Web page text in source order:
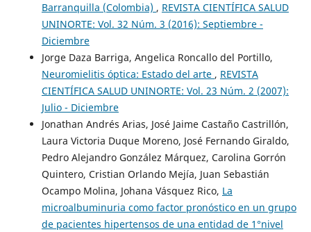
Barranquilla (Colombia) , REVISTA CIENTÍFICA SALUD
UNINORTE: Vol. 32 Núm. 3 (2016): Septiembre -
Diciembre
Jorge Daza Barriga, Angelica Roncallo del Portillo,
Neuromielitis óptica: Estado del arte , REVISTA
CIENTÍFICA SALUD UNINORTE: Vol. 23 Núm. 2 (2007):
Julio - Diciembre
Jonathan Andrés Arias, José Jaime Castaño Castrillón,
Laura Victoria Duque Moreno, José Fernando Giraldo,
Pedro Alejandro González Márquez, Carolina Gorrón
Quintero, Cristian Orlando Mejía, Juan Sebastián
Ocampo Molina, Johana Vásquez Rico, La
microalbuminuria como factor pronóstico en un grupo
de pacientes hipertensos de una entidad de 1°nivel